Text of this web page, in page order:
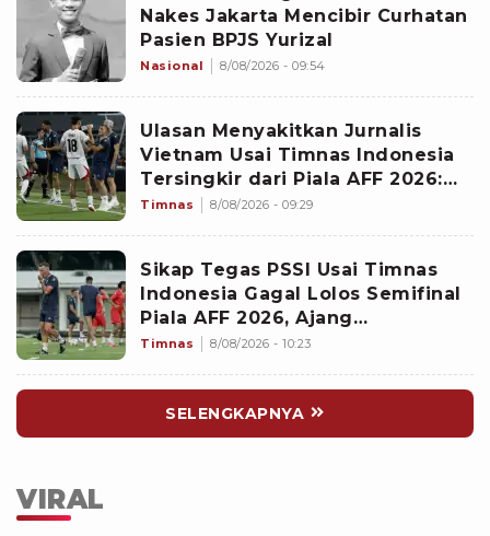
Nakes Jakarta Mencibir Curhatan
Pasien BPJS Yurizal
Nasional 8/08/2026 - 09:54
Ulasan Menyakitkan Jurnalis
Vietnam Usai Timnas Indonesia
Tersingkir dari Piala AFF 2026:
Memalukan!
Timnas 8/08/2026 - 09:29
Sikap Tegas PSSI Usai Timnas
Indonesia Gagal Lolos Semifinal
Piala AFF 2026, Ajang
Selanjutnya Jadi Pembuktian
Timnas 8/08/2026 - 10:23
SELENGKAPNYA
VIRAL